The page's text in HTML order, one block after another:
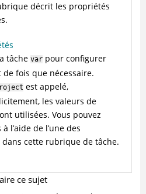
décrit les propriétés
tâche var pour configurer
fois que nécessaire.
est appelé,
les valeurs de
utilisées. Vous pouvez
l’aide de l’une des
cette rubrique de tâche.
ce sujet